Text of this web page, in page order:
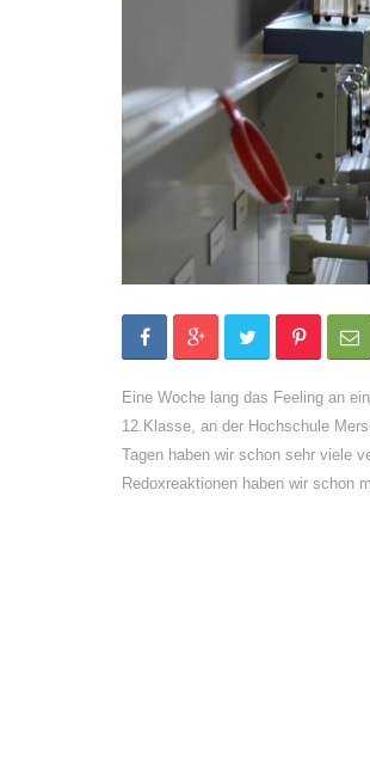
Eine Woche lang das Feeling an
12.Klasse, an der Hochschule
Tagen haben wir schon sehr viele
Redoxreaktionen haben wir schon